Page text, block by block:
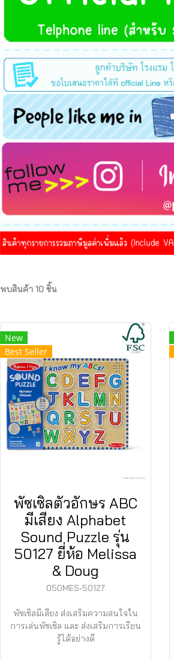
พบสินค้า 10 ชิ้น
New
Best Seller
พัซเซิลตัวอักษร ABC
มีเสียง Alphabet
Sound Puzzle รุ่น
50127 ยี่ห้อ Melissa
& Doug
050MES-50127
พัซเซิลมีเสียง ส่งเสริมความสนใจใน
การเล่นพัซเซิล และ ส่งเสริมการเรียน
รู้ได้อย่างดี